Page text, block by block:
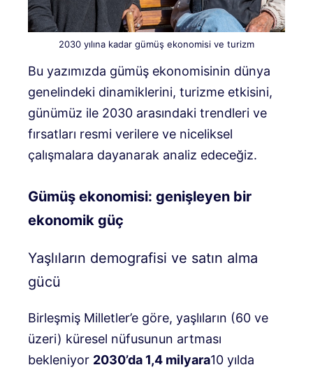
2030 yılına kadar gümüş ekonomisi ve turizm
Bu yazımızda gümüş ekonomisinin dünya
genelindeki dinamiklerini, turizme etkisini,
günümüz ile 2030 arasındaki trendleri ve
fırsatları resmi verilere ve niceliksel
çalışmalara dayanarak analiz edeceğiz.
Gümüş ekonomisi: genişleyen bir
ekonomik güç
Yaşlıların demografisi ve satın alma
gücü
Birleşmiş Milletler’e göre, yaşlıların (60 ve
üzeri) küresel nüfusunun artması
bekleniyor 2030’da 1,4 milyara10 yılda